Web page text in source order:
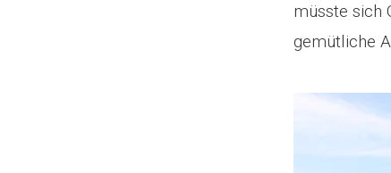
müsste sich
gemütliche